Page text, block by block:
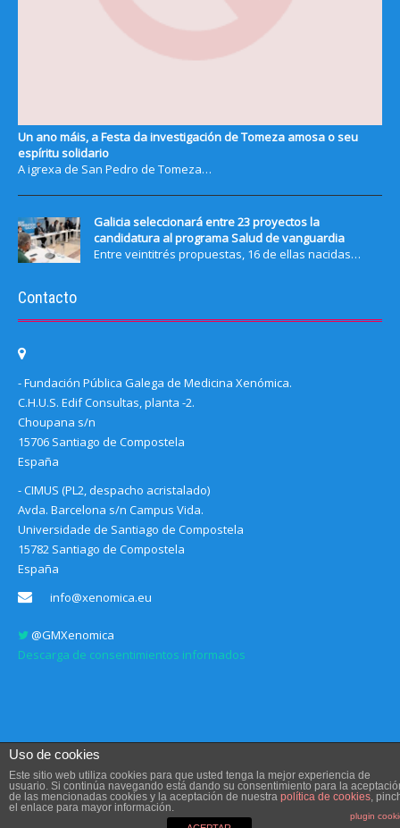
Un ano máis, a Festa da investigación de Tomeza amosa o seu
espíritu solidario
A igrexa de San Pedro de Tomeza…
Galicia seleccionará entre 23 proyectos la
candidatura al programa Salud de vanguardia
Entre veintitrés propuestas, 16 de ellas nacidas…
Contacto
- Fundación Pública Galega de Medicina Xenómica.
C.H.U.S. Edif Consultas, planta -2.
Choupana s/n
15706 Santiago de Compostela
España
- CIMUS (PL2, despacho acristalado)
Avda. Barcelona s/n Campus Vida.
Universidade de Santiago de Compostela
15782 Santiago de Compostela
España
info@xenomica.eu
@GMXenomica
Descarga de consentimientos informados
Aviso legal, Condiciones de uso y Política de privacidad
Diseño webCommunication Sociale
Uso de cookies
Este sitio web utiliza cookies para que usted tenga la mejor experiencia de
usuario. Si continúa navegando está dando su consentimiento para la
de las mencionadas cookies y la aceptación de nuestra política de cookies,
el enlace para mayor información.
plugin